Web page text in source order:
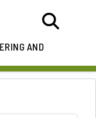
AND